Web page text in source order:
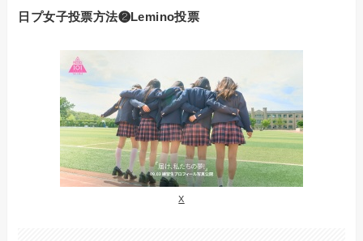
日プ女子投票方法❷Lemino投票
X